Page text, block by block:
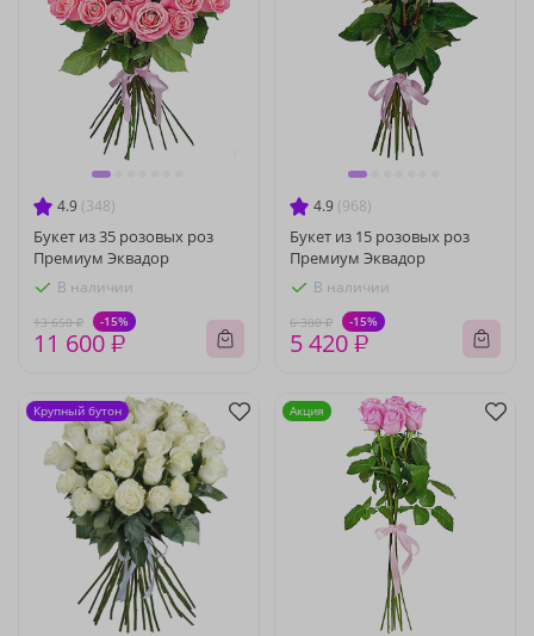
4.9 (348)
Букет из 35 розовых роз
Премиум Эквадор
В наличии
13 650 ₽ -15%
11 600 ₽
4.9 (968)
Букет из 15 розовых роз
Премиум Эквадор
В наличии
6 380 ₽ -15%
5 420 ₽
Крупный бутон Акция